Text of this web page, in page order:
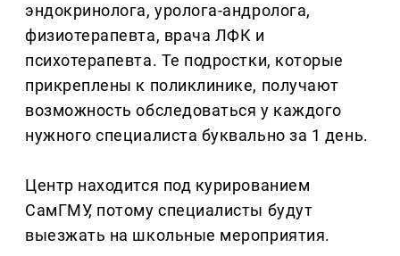
эндокринолога, уролога-андролога,
физиотерапевта, врача ЛФК и
психотерапевта. Те подростки, которые
прикреплены к поликлинике, получают
возможность обследоваться у каждого
нужного специалиста буквально за 1 день.
Центр находится под курированием
СамГМУ, потому специалисты будут
выезжать на школьные мероприятия.